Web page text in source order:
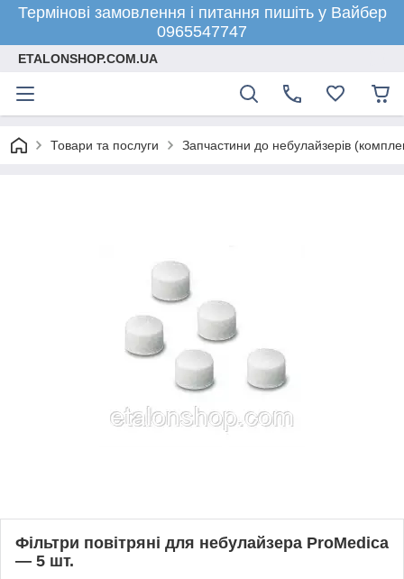
Термінові замовлення і питання пишіть у Вайбер
0965547747
ETALONSHOP.COM.UA
Товари та послуги Запчастини до небулайзерів
Фільтри повітряні для небулайзера ProMedica
— 5 шт.